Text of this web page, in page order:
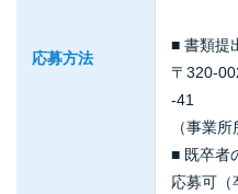
応募方法
■ 書類提
〒320-
-41
（事業
■ 既卒者
応募可（